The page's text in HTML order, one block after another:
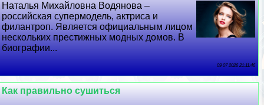
Наталья Михайловна Водянова –
российская супермодель, актриса и
филантроп. Является официальным лицом
нескольких престижных модных домов. В
биографии...
09 07 2026 21:11:46
Как правильно сушиться